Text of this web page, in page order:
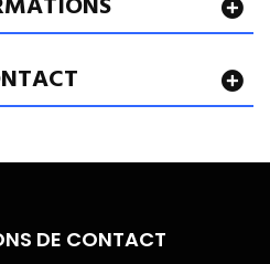
DE CONTACT